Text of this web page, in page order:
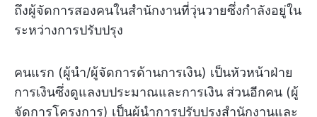
ถึงผู้จัดการสองคนในสำนักงานที่วุ่นวายซึ่งกำลังอยู่ใน
ระหว่างการปรับปรุง
คนแรก (ผู้นำ/ผู้จัดการด้านการเงิน) เป็นหัวหน้าฝ่าย
การเงินซึ่งดูแลงบประมาณและการเงิน ส่วนอีกคน (ผู้
จัดการโครงการ) เป็นผู้นำการปรับปรุงสำนักงานและ